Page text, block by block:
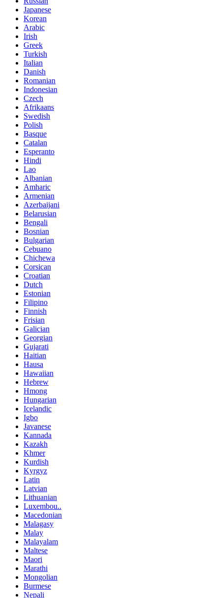
Japanese
Korean
Arabic
Irish
Greek
Turkish
Italian
Danish
Romanian
Indonesian
Czech
Afrikaans
Swedish
Polish
Basque
Catalan
Esperanto
Hindi
Lao
Albanian
Amharic
Armenian
Azerbaijani
Belarusian
Bengali
Bosnian
Bulgarian
Cebuano
Chichewa
Corsican
Croatian
Dutch
Estonian
Filipino
Finnish
Frisian
Galician
Georgian
Gujarati
Haitian
Hausa
Hawaiian
Hebrew
Hmong
Hungarian
Icelandic
Igbo
Javanese
Kannada
Kazakh
Khmer
Kurdish
Kyrgyz
Latin
Latvian
Lithuanian
Luxembou..
Macedonian
Malagasy
Malay
Malayalam
Maltese
Maori
Marathi
Mongolian
Burmese
Nepali